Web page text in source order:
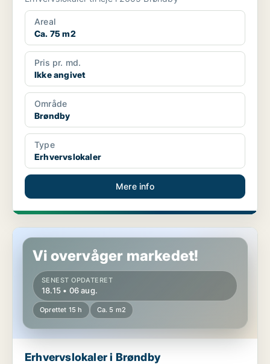
Areal
Ca. 75 m2
Pris pr. md.
Ikke angivet
Område
Brøndby
Type
Erhvervslokaler
Mere info
Erhvervslokaler i Brøndby
Vi overvåger markedet!
SENEST OPDATERET
18.15 • 06 aug.
Oprettet 15 h Ca. 5 m2
Erhvervslokaler i Brøndby